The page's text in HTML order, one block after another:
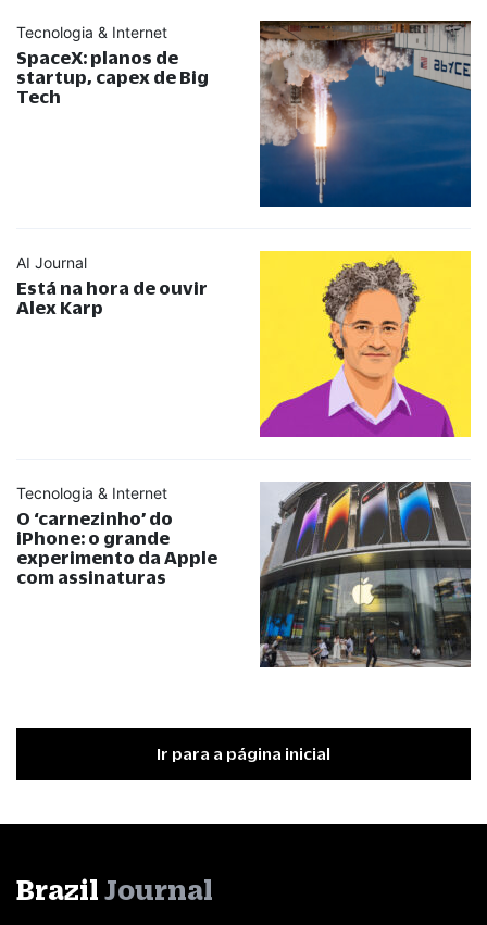
Tecnologia & Internet
SpaceX: planos de
startup, capex de Big
Tech
AI Journal
Está na hora de ouvir
Alex Karp
Tecnologia & Internet
O ‘carnezinho’ do
iPhone: o grande
experimento da Apple
com assinaturas
Ir para a página inicial
Brazil Journal